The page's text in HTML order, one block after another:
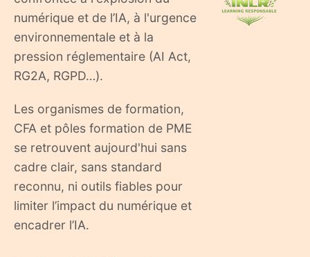
numérique et de l’IA, à l'urgence
environnementale et à la
pression réglementaire (AI Act,
RG2A, RGPD…).
Les organismes de formation,
CFA et pôles formation de PME
se retrouvent aujourd'hui sans
cadre clair, sans standard
reconnu, ni outils fiables pour
limiter l’impact du numérique et
encadrer l’IA.